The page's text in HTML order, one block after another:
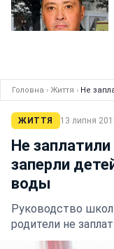
Головна › Життя › Не
ЖИТТЯ 13 липня
Не заплатили
заперли
воды
Руководство
родители не